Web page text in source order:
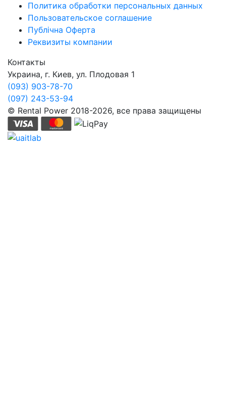
Политика обработки персональных данных
Пользовательское соглашение
Публічна Оферта
Реквизиты компании
Контакты
Украина, г. Киев, ул. Плодовая 1
(093) 903-78-70
(097) 243-53-94
© Rental Power 2018-2026, все права защищены